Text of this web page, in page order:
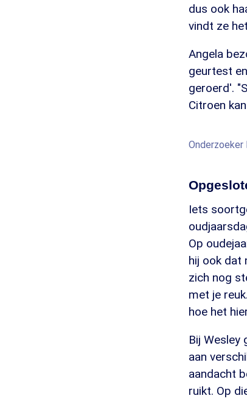
dus ook
vindt ze
Angela
geurtest
geroerd'.
Citroen
Onderzoeker
Iets
Op
hij ook dat
zich nog
met je
hoe het
Bij Wesley
aan
aandacht
ruikt. Op